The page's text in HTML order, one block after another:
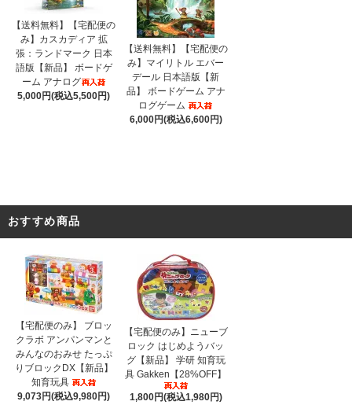
【送料無料】【宅配便の
み】カスカディア 拡
張：ランドマーク 日本
語版【新品】 ボードゲ
ーム アナログ
5,000円(税込5,500円)
【送料無料】【宅配便の
み】マイリトル エバー
デール 日本語版【新
品】 ボードゲーム アナ
ログゲーム
6,000円(税込6,600円)
おすすめ商品
【宅配便のみ】 ブロッ
クラボ アンパンマンと
みんなのおみせ たっぷ
りブロックDX【新品】
知育玩具
9,073円(税込9,980円)
【宅配便のみ】ニューブ
ロック はじめようバッ
グ【新品】 学研 知育玩
具 Gakken【28%OFF】
1,800円(税込1,980円)